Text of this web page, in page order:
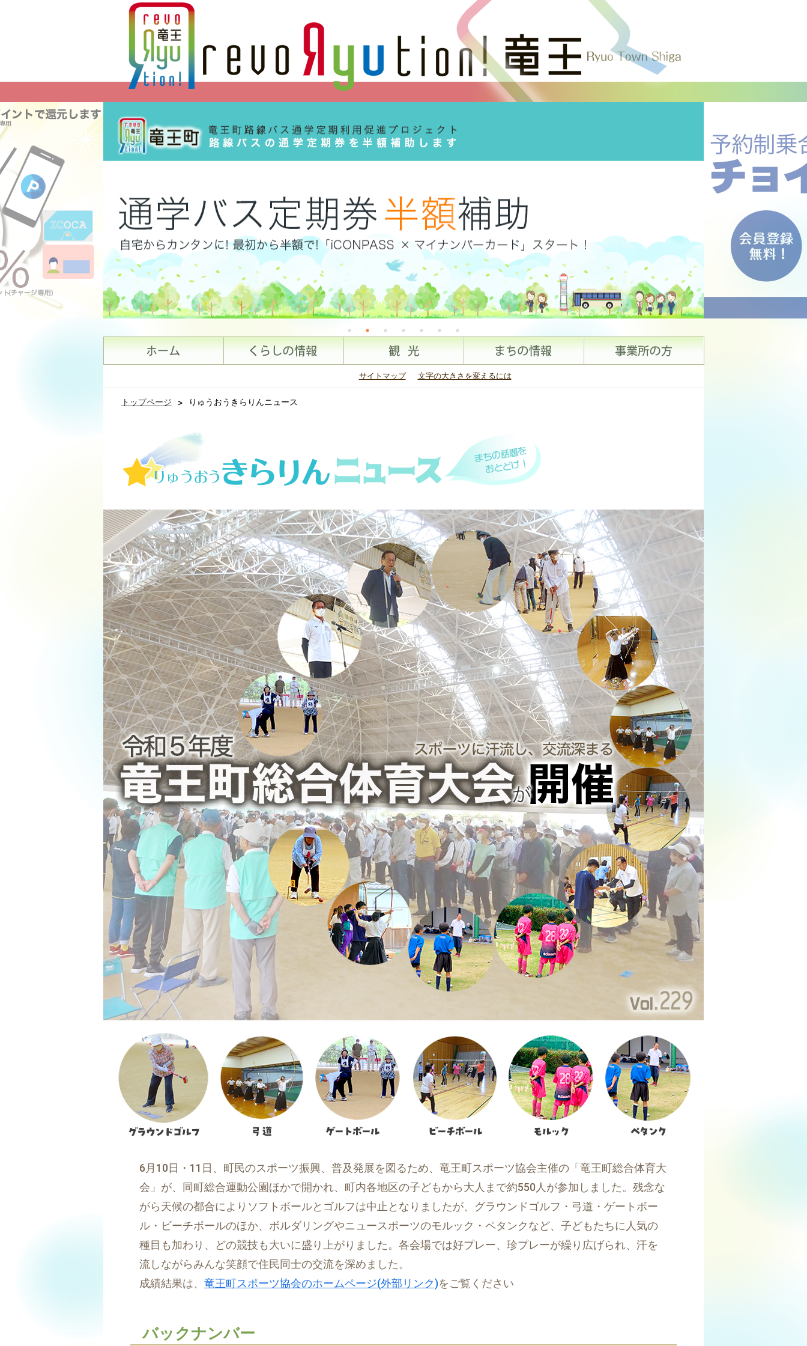
サイトマップ 文字の大きさを変えるには
トップページ > りゅうおうきらりんニュース
6月10日・11日、町民のスポーツ振興、普及発展を図るため、竜王町スポーツ協会主催の「竜王町総合体育大
会」が、同町総合運動公園ほかで開かれ、町内各地区の子どもから大人まで約550人が参加しました。残念な
がら天候の都合によりソフトボールとゴルフは中止となりましたが、グラウンドゴルフ・弓道・ゲートボー
ル・ビーチボールのほか、ボルダリングやニュースポーツのモルック・ペタンクなど、子どもたちに人気の
種目も加わり、どの競技も大いに盛り上がりました。各会場では好プレー、珍プレーが繰り広げられ、汗を
流しながらみんな笑顔で住民同士の交流を深めました。
成績結果は、 竜王町スポーツ協会のホームページ(外部リンク)をご覧ください
バックナンバー